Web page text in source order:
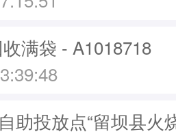
满袋 - A1018718
助投放点“留坝县火